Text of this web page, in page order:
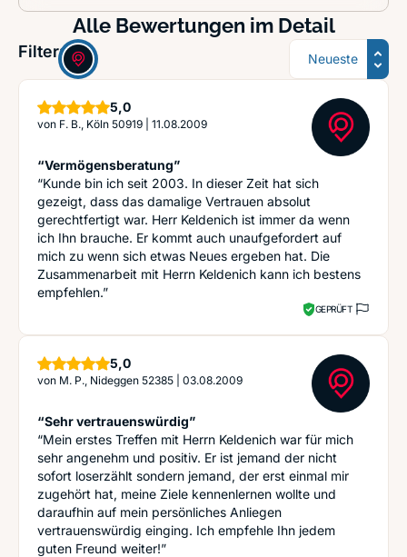
Alle Bewertungen im Detail
Filter: Sortierung
5,0Sterne
von F. B., Köln 50919 11.08.2009
“Vermögensberatung”
“Kunde bin ich seit 2003. In dieser Zeit hat sich
gezeigt, dass das damalige Vertrauen absolut
gerechtfertigt war. Herr Keldenich ist immer da wenn
ich Ihn brauche. Er kommt auch unaufgefordert auf
mich zu wenn sich etwas Neues ergeben hat. Die
Zusammenarbeit mit Herrn Keldenich kann ich bestens
empfehlen.”
GEPRÜFT
5,0Sterne
von M. P., Nideggen 52385 03.08.2009
“Sehr vertrauenswürdig”
“Mein erstes Treffen mit Herrn Keldenich war für mich
sehr angenehm und positiv. Er ist jemand der nicht
sofort loserzählt sondern jemand, der erst einmal mir
zugehört hat, meine Ziele kennenlernen wollte und
daraufhin auf mein persönliches Anliegen
vertrauenswürdig einging. Ich empfehle Ihn jedem
guten Freund weiter!”